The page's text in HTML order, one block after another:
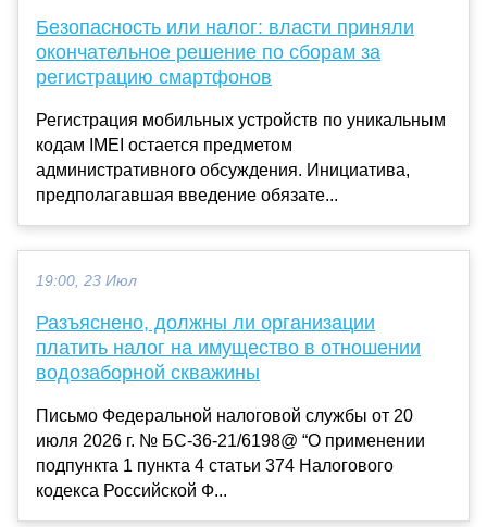
Безопасность или налог: власти приняли
окончательное решение по сборам за
регистрацию смартфонов
Регистрация мобильных устройств по уникальным
кодам IMEI остается предметом
административного обсуждения. Инициатива,
предполагавшая введение обязате...
19:00, 23 Июл
Разъяснено, должны ли организации
платить налог на имущество в отношении
водозаборной скважины
Письмо Федеральной налоговой службы от 20
июля 2026 г. № БС-36-21/6198@ “О применении
подпункта 1 пункта 4 статьи 374 Налогового
кодекса Российской Ф...